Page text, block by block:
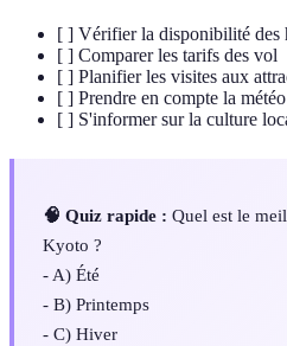
[ ] Vérifier la disponibilité des
[ ] Comparer les tarifs des vol
[ ] Planifier les visites aux
[ ] Prendre en compte la météo
[ ] S'informer sur la culture
🧠 Quiz rapide : Quel est le
Kyoto ?
- A) Été
- B) Printemps
- C) Hiver